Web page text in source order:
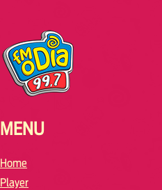
MENU
Home
Player